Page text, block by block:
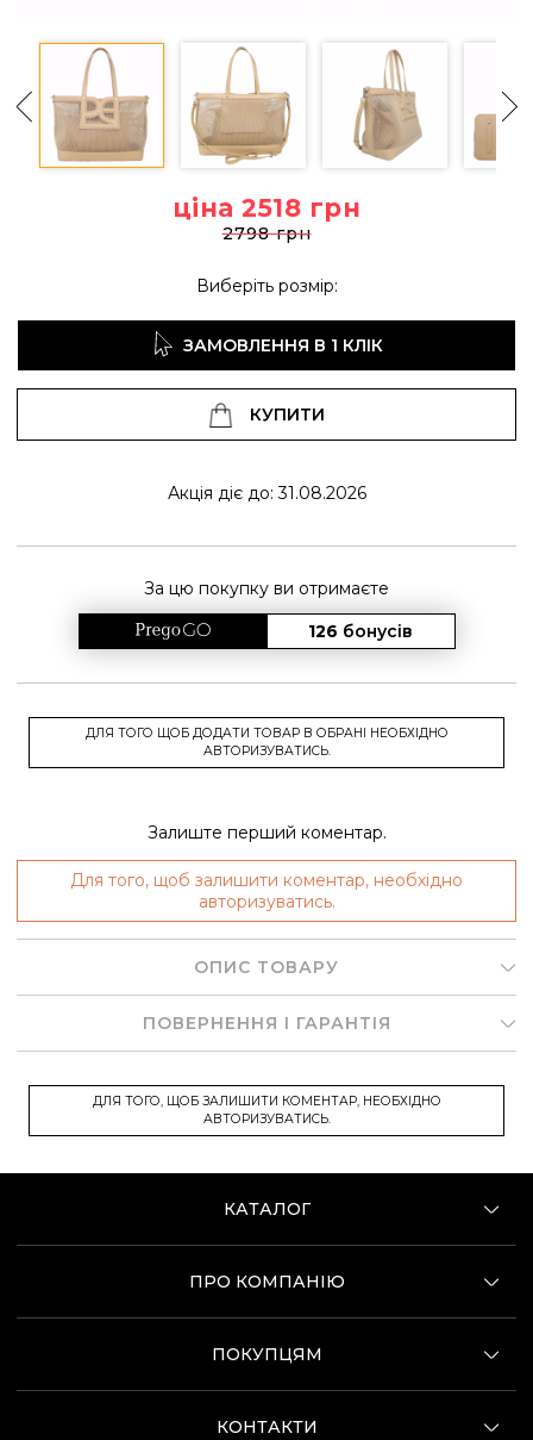
ціна 2518 грн
2798 грн
Виберіть розмір:
ЗАМОВЛЕННЯ В 1 КЛІК
КУПИТИ
Акція діє до: 31.08.2026
За цю покупку ви отримаєте
126 бонусів
ДЛЯ ТОГО ЩОБ ДОДАТИ ТОВАР В ОБРАНІ НЕОБХІДНО
АВТОРИЗУВАТИСЬ.
Залиште перший коментар.
Для того, щоб залишити коментар, необхідно
авторизуватись.
ОПИС ТОВАРУ
ПОВЕРНЕННЯ І ГАРАНТІЯ
ДЛЯ ТОГО, ЩОБ ЗАЛИШИТИ КОМЕНТАР, НЕОБХІДНО
АВТОРИЗУВАТИСЬ.
КАТАЛОГ
ПРО КОМПАНІЮ
ПОКУПЦЯМ
КОНТАКТИ